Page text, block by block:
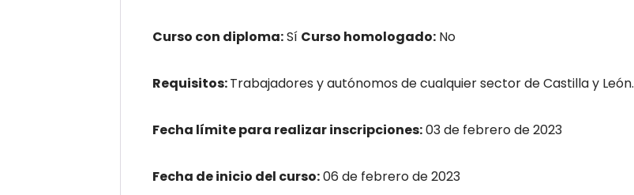
Curso con diploma:Sí Curso homologado: No
Requisitos:Trabajadores y autónomos de cualquier sector de Castilla y León.
Fecha límite para realizar inscripciones:03 de febrero de 2023
Fecha de inicio del curso:06 de febrero de 2023